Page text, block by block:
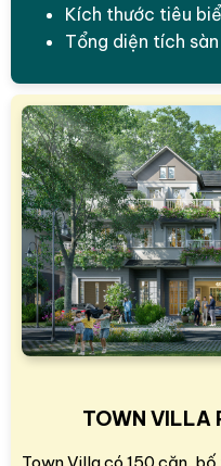
Kích thước tiêu
Tổng diện tích
TOWN VILLA